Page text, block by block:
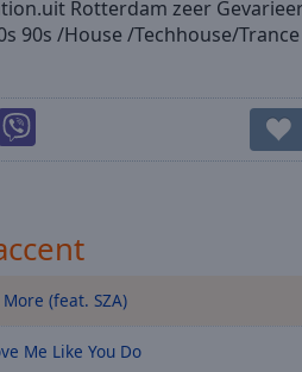
Rotterdam zeer
90s /House /Techhouse/Trance
(feat. SZA)
Me Like You Do